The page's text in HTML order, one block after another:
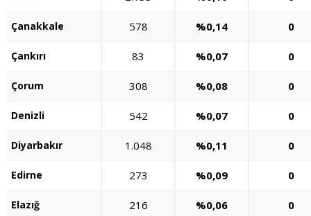
Çanakkale 578 %0,14 0
Çankırı 83 %0,07 0
Çorum 308 %0,08 0
Denizli 542 %0,07 0
Diyarbakır 1.048 %0,11 0
Edirne 273 %0,09 0
Elazığ 216 %0,06 0